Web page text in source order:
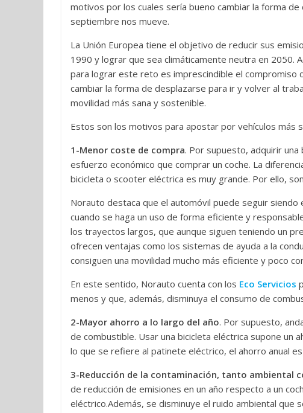
motivos por los cuales sería bueno cambiar la forma
septiembre nos mueve.
La Unión Europea tiene el objetivo de reducir sus
1990 y lograr que sea climáticamente neutra en 2050.
para lograr este reto es imprescindible el compromiso
cambiar la forma de desplazarse para ir y volver al
movilidad más sana y sostenible.
Estos son los motivos para apostar por vehículos más
1-Menor coste de compra. Por supuesto, adquirir
esfuerzo económico que comprar un coche. La
bicicleta o scooter eléctrica es muy grande. Por ello,
Norauto destaca que el automóvil puede seguir
cuando se haga un uso de forma eficiente y
los trayectos largos, que aunque siguen teniendo un
ofrecen ventajas como los sistemas de ayuda a la
consiguen una movilidad mucho más eficiente y poco
En este sentido, Norauto cuenta con los Eco Servicios
menos y que, además, disminuya el consumo de
2-Mayor ahorro a lo largo del año. Por supuesto,
de combustible. Usar una bicicleta eléctrica supone un
lo que se refiere al patinete eléctrico, el ahorro anual
3-Reducción de la contaminación, tanto ambiental
de reducción de emisiones en un año respecto a un
eléctrico.Además, se disminuye el ruido ambiental que